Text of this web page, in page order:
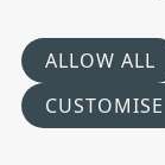
ALLOW ALL
CUSTOMISE